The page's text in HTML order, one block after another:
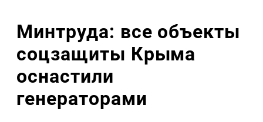
Минтруда: все объекты
соцзащиты Крыма
оснастили
генераторами